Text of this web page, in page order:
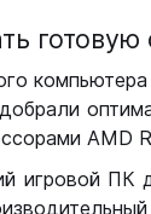
AMD
игровой ПК